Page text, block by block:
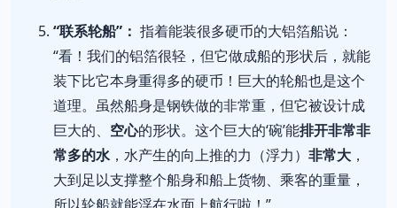
“联系轮船”： 指着能装很多硬币的大铝箔船说：
“看！我们的铝箔很轻，但它做成船的形状后，就能
装下比它本身重得多的硬币！巨大的轮船也是这个
道理。虽然船身是钢铁做的非常重，但它被设计成
巨大的、 空心的形状。这个巨大的‘碗’能排开非常非
常多的水，水产生的向上推的力（浮力） 非常大 ，
大到足以支撑整个船身和船上货物、乘客的重量，